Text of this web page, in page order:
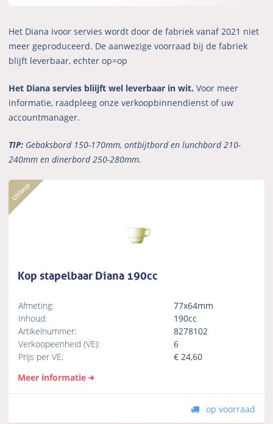
Het Diana ivoor servies wordt door de fabriek vanaf 2021 niet
meer geproduceerd. De aanwezige voorraad bij de fabriek
blijft leverbaar, echter op=op
Het Diana servies bliijft wel leverbaar in wit. Voor meer
informatie, raadpleeg onze verkoopbinnendienst of uw
accountmanager.
TIP: Gebaksbord 150-170mm, ontbijtbord en lunchbord 210-
240mm en dinerbord 250-280mm.
Kop stapelbaar Diana 190cc
Afmeting:
77x64mm
Inhoud:
190cc
Artikelnummer:
8278102
Verkoopeenheid (VE):
6
Prijs per VE:
€ 24,60
Meer informatie
op voorraad